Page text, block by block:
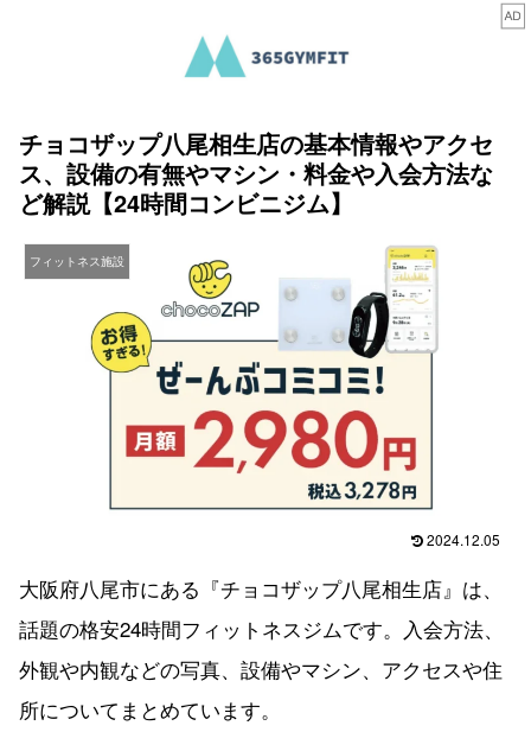
チョコザップ八尾相生店の基本情報やアクセ
ス、設備の有無やマシン・料金や入会方法な
ど解説【24時間コンビニジム】
フィットネス施設
2024.12.05
大阪府八尾市にある『チョコザップ八尾相生店』は、
話題の格安24時間フィットネスジムです。入会方法、
外観や内観などの写真、設備やマシン、アクセスや住
所についてまとめています。